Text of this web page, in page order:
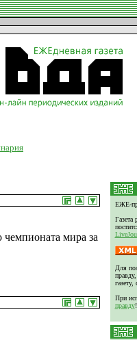
мира за
ЕЖЕ-
Газета
Для
При
правду!